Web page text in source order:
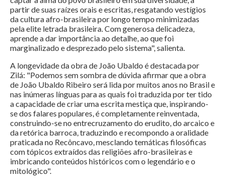
partir de suas raízes orais e escritas, resgatando vestígios
da cultura afro-brasileira por longo tempo minimizadas
pela elite letrada brasileira. Com generosa delicadeza,
aprende a dar importância ao detalhe, ao que foi
marginalizado e desprezado pelo sistema", salienta.
A longevidade da obra de João Ubaldo é destacada por
Zilá: "Podemos sem sombra de dúvida afirmar que a obra
de João Ubaldo Ribeiro será lida por muitos anos no Brasil e
nas inúmeras línguas para as quais foi traduzida por ter tido
a capacidade de criar uma escrita mestiça que, inspirando-
se dos falares populares, é completamente reinventada,
construindo-se no entrecruzamento do erudito, do arcaico e
da retórica barroca, traduzindo e recompondo a oralidade
praticada no Recôncavo, mesclando temáticas filosóficas
com tópicos extraídos das religiões afro-brasileiras e
imbricando conteúdos históricos com o legendário e o
mitológico".